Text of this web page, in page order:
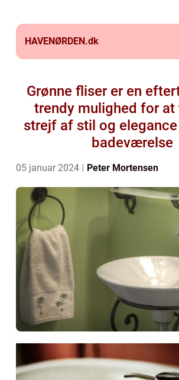
HAVENØRDEN.dk
Grønne fliser er en
trendy mulighed for
strejf af stil og
badeværelse
05 januar 2024 Peter Mortensen